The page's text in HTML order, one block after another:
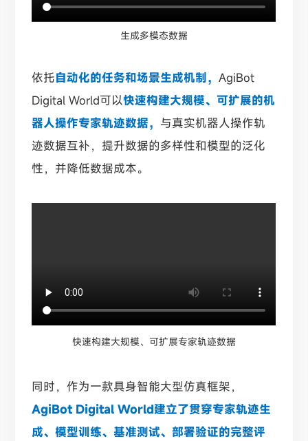
生成多模态数据
依托自动化的任务和场景生成机制，AgiBot
Digital World可以快速构建大规模、可扩展的机
器人操作专家轨迹数据， 与真实机器人操作轨
迹数据互补，提升数据的多样性和模型的泛化
性，并降低数据成本。
快速构建大规模、可扩展专家轨迹数据
同时，作为一款具身智能大型仿真框架，
AgiBot Digital World建立了贯穿专家轨迹生
成、模型训练、基准测试、部署验证的完整评